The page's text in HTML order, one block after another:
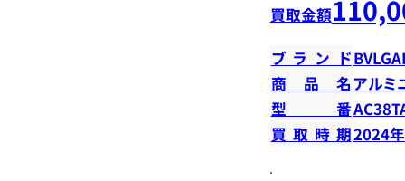
買取金額
ブランド
商品名アルミ
型番
買取時期2024